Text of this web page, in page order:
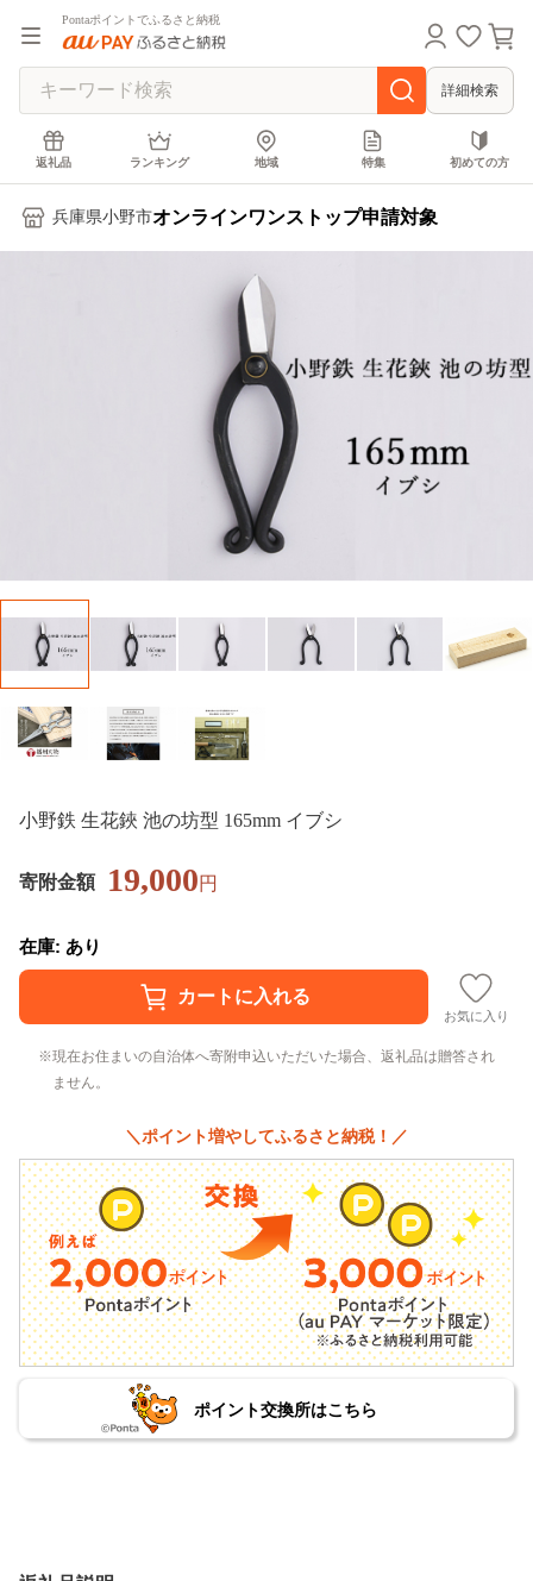
Pontaポイントでふるさと納税
詳細検索
返礼品 ランキング 地域 特集 初めての方
兵庫県小野市オンラインワンストップ申請対象
小野鉄 生花鋏 池の坊型 165mm イブシ
寄附金額 19,000円
在庫: あり
お気に入り
現在お住まいの自治体へ寄附申込いただいた場合、返礼品は贈答され
ません。
＼ポイント増やしてふるさと納税！／
ポイント交換所はこちら